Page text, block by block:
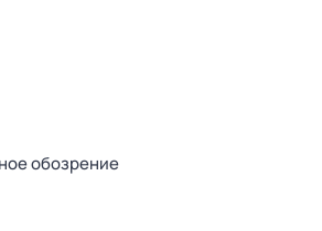
обозрение